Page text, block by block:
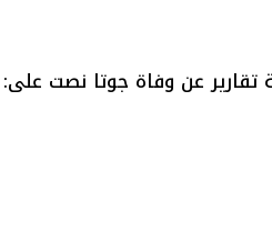
تقارير عن وفاة جوتا نصت على: